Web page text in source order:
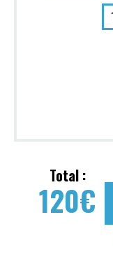
Total :
120€